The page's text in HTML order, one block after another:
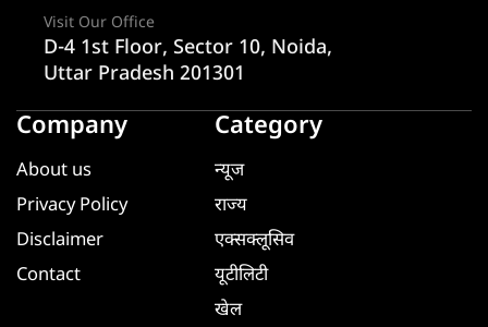
Visit Our Office
D-4 1st Floor, Sector 10, Noida,
Uttar Pradesh 201301
Company
About us
Privacy Policy
Disclaimer
Contact
Category
न्यूज
राज्य
एक्सक्लूसिव
यूटीलिटी
खेल